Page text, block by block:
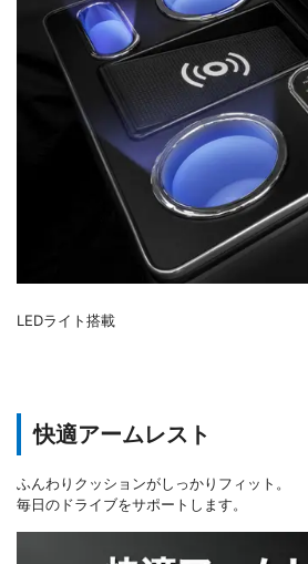
LEDライト搭載
快適アームレスト
ふんわりクッションがしっかりフィット。
毎日のドライブをサポートします。